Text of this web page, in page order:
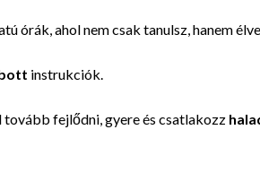
órák, ahol nem csak tanulsz, hanem
instrukciók.
tovább fejlődni, gyere és csatlakozz